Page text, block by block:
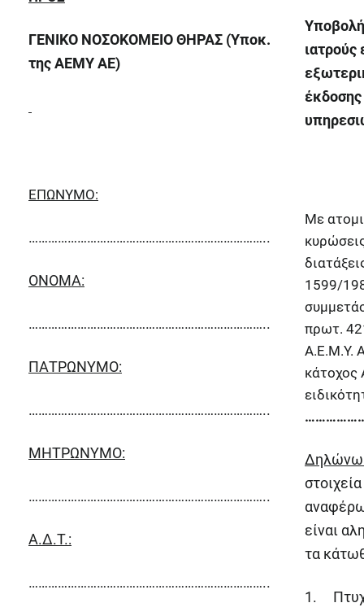
ΓΕΝΙΚΟ ΝΟΣΟΚΟΜΕΙΟ ΘΗΡΑΣ (Υποκ.
της ΑΕΜΥ ΑΕ)
Υποβολή
ιατρούς
έκδοσης
ΕΠΩΝΥΜΟ:
………………………………………………………………..
ΟΝΟΜΑ:
………………………………………………………………..
ΠΑΤΡΩΝΥΜΟ:
………………………………………………………………..
ΜΗΤΡΩΝΥΜΟ:
………………………………………………………………..
Α.Δ.Τ.:
………………………………………………………………..
Με
1599/
πρωτ.
Α.Ε.Μ.Υ.
κάτοχος
Δηλώνω
είναι
τα
1.